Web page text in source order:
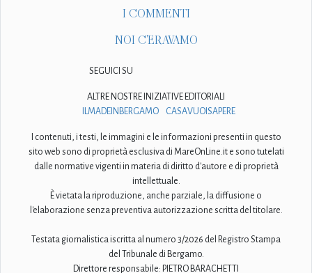
I COMMENTI
NOI C'ERAVAMO
SEGUICI SU
ALTRE NOSTRE INIZIATIVE EDITORIALI
ILMADEINBERGAMO
CASAVUOISAPERE
I contenuti, i testi, le immagini e le informazioni presenti in questo
sito web sono di proprietà esclusiva di MareOnLine.it e sono tutelati
dalle normative vigenti in materia di diritto d'autore e di proprietà
intellettuale.
È vietata la riproduzione, anche parziale, la diffusione o
l'elaborazione senza preventiva autorizzazione scritta del titolare.
Testata giornalistica iscritta al numero 3/2026 del Registro Stampa
del Tribunale di Bergamo.
Direttore responsabile: PIETRO BARACHETTI